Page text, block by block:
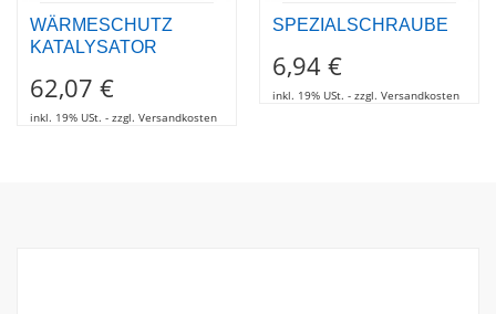
WÄRMESCHUTZ
KATALYSATOR
62,07 €
inkl. 19% USt. - zzgl. Versandkosten
SPEZIALSCHRAUBE
6,94 €
inkl. 19% USt. - zzgl. Versandkosten